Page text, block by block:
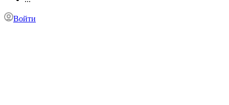
Войти